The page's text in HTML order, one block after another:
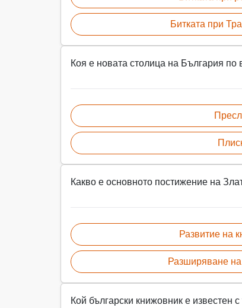
Битката при
Коя е новата столица на България
Какво е основното постижение на
Развитие на
Разширяване
Кой български книжовник е известен